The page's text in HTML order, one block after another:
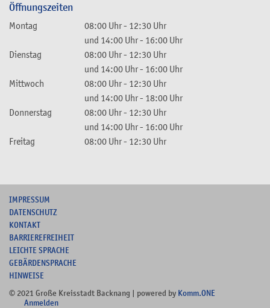
Öffnungszeiten
Montag 08:00 Uhr- 12:30 Uhr
und 14:00 Uhr- 16:00 Uhr
Dienstag
08:00 Uhr- 12:30 Uhr
und 14:00 Uhr- 16:00 Uhr
Mittwoch
08:00 Uhr- 12:30 Uhr
und 14:00 Uhr- 18:00 Uhr
Donnerstag
08:00 Uhr- 12:30 Uhr
und 14:00 Uhr- 16:00 Uhr
Freitag
08:00 Uhr- 12:30 Uhr
IMPRESSUM
DATENSCHUTZ
KONTAKT
BARRIEREFREIHEIT
L EICHTE SPRACHE
GEBÄRDENSPRACHE
HINWEISE
© 2021 Große Kreisstadt Backnang | powered by Komm.ONE
Anmelden